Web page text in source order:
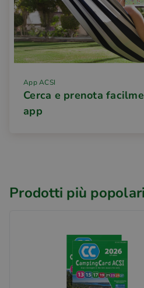
App ACSI
Cerca e prenota
app
Prodotti più popolari